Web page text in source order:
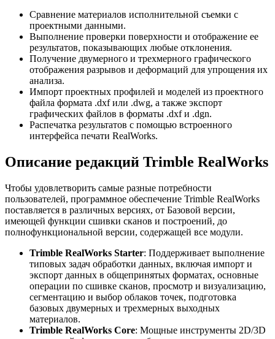
Сравнение материалов исполнительной съемки с
проектными данными.
Выполнение проверки поверхности и отображение ее
результатов, показывающих любые отклонения.
Получение двумерного и трехмерного графического
отображения разрывов и деформаций для упрощения их
анализа.
Импорт проектных профилей и моделей из проектного
файла формата .dxf или .dwg, а также экспорт
графических файлов в форматы .dxf и .dgn.
Распечатка результатов с помощью встроенного
интерфейса печати RealWorks.
Описание редакций Trimble RealWorks
Чтобы удовлетворить самые разные потребности
пользователей, программное обеспечение Trimble RealWorks
поставляется в различных версиях, от Базовой версии,
имеющей функции сшивки сканов и построений, до
полнофункциональной версии, содержащей все модули.
Trimble RealWorks Starter: Поддерживает выполнение
типовых задач обработки данных, включая импорт и
экспорт данных в общепринятых форматах, основные
операции по сшивке сканов, просмотр и визуализацию,
сегментацию и выбор облаков точек, подготовка
базовых двумерных и трехмерных выходных
материалов.
Trimble RealWorks Core: Мощные инструменты 2D/3D